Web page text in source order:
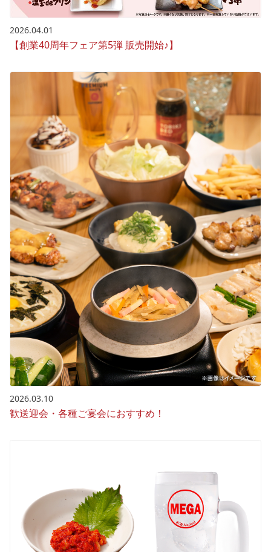
2026.04.01
【創業40周年フェア第5弾 販売開始♪】
2026.03.10
歓送迎会・各種ご宴会におすすめ！